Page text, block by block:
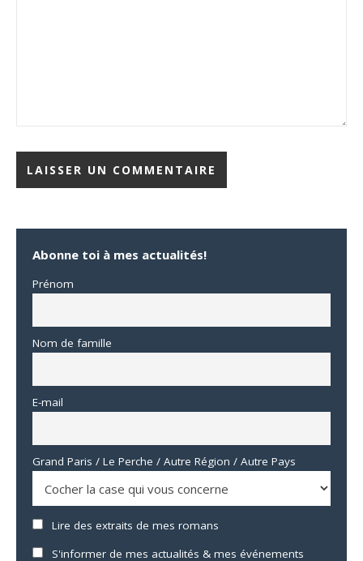
Abonne toi à mes actualités!
Prénom
Nom de famille
E-mail
Grand Paris / Le Perche / Autre Région / Autre Pays
Lire des extraits de mes romans
S'informer de mes actualités & mes événements